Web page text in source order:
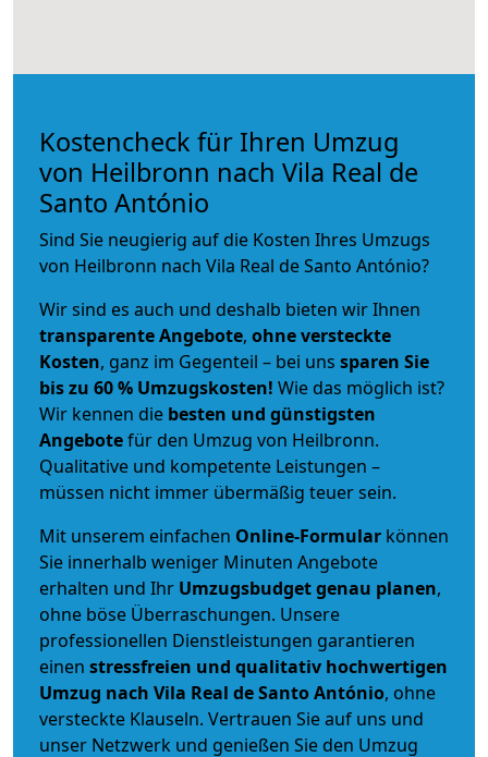
Kostencheck für Ihren Umzug
von Heilbronn nach Vila Real de
Santo António
Sind Sie neugierig auf die Kosten Ihres Umzugs
von Heilbronn nach Vila Real de Santo António?
Wir sind es auch und deshalb bieten wir Ihnen
transparente Angebote, ohne versteckte
Kosten, ganz im Gegenteil – bei uns sparen Sie
bis zu 60 % Umzugskosten! Wie das möglich ist?
Wir kennen die besten und günstigsten
Angebotefür den Umzug von Heilbronn.
Qualitative und kompetente Leistungen –
müssen nicht immer übermäßig teuer sein.
Mit unserem einfachen Online-Formular können
Sie innerhalb weniger Minuten Angebote
erhalten und Ihr Umzugsbudgetgenau planen,
ohne böse Überraschungen. Unsere
professionellen Dienstleistungen garantieren
einen stressfreien und qualitativ hochwertigen
Umzug nach Vila Real de Santo António, ohne
versteckte Klauseln. Vertrauen Sie auf uns und
unser Netzwerk und genießen Sie den Umzug